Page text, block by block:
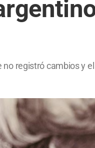
registró cambios y